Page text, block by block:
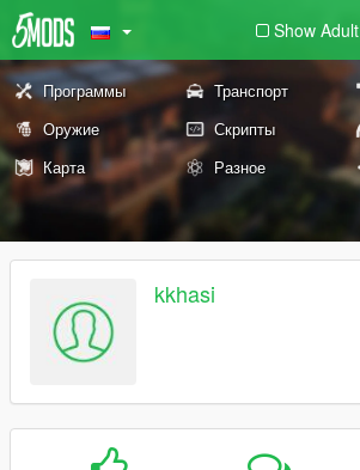
Show Adult
Программы Транспорт
Оружие
Скрипты
Карта
Разное
kkhasi